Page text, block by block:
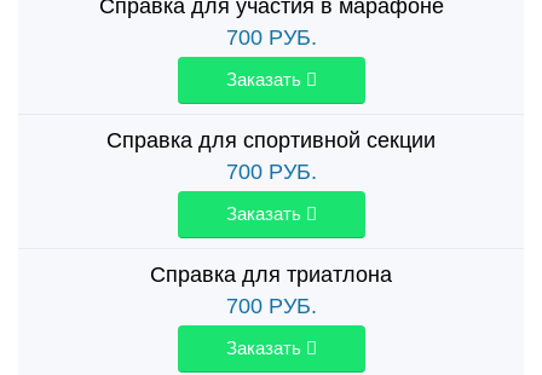
Справка для участия в марафоне
700РУБ.
Заказать
Справка для спортивной секции
700РУБ.
Заказать
Справка для триатлона
700РУБ.
Заказать